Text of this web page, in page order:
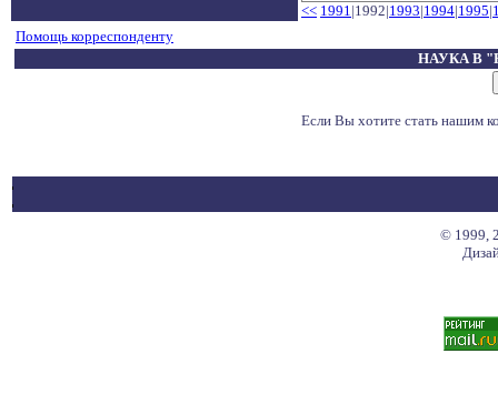
<< 1991|1992|1993|1994|1995|
Помощь корреспонденту
НАУКА В
Если Вы хотите стать нашим
© 1999,